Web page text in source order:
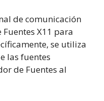
de comunicación
X11 para
se utiliza
las fuentes
de Fuentes al